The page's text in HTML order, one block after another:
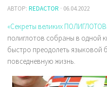
АВТОР: REDACTOR · 06.04.2022
«Секреты великих
полиглотов собраны в одной
быстро преодолеть языковой
повседневную жизнь.